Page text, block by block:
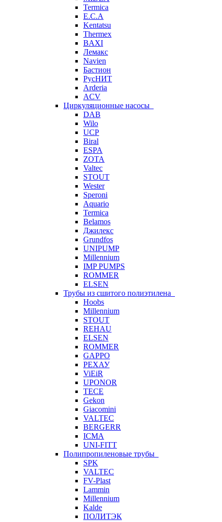
Termica
E.C.A
Kentatsu
Thermex
BAXI
Лемакс
Navien
Бастион
РусНИТ
Arderia
ACV
Циркуляционные насосы
DAB
Wilo
UCP
Biral
ESPA
ZOTA
Valtec
STOUT
Wester
Speroni
Aquario
Termica
Belamos
Джилекс
Grundfos
UNIPUMP
Millennium
IMP PUMPS
ROMMER
ELSEN
Трубы из сшитого полиэтилена
Hoobs
Millennium
STOUT
REHAU
ELSEN
ROMMER
GAPPO
РЕХАУ
ViEiR
UPONOR
TECE
Gekon
Giacomini
VALTEC
BERGERR
ICMA
UNI-FITT
Полипропиленовые трубы
SPK
VALTEC
FV-Plast
Lammin
Millennium
Kalde
ПОЛИТЭК